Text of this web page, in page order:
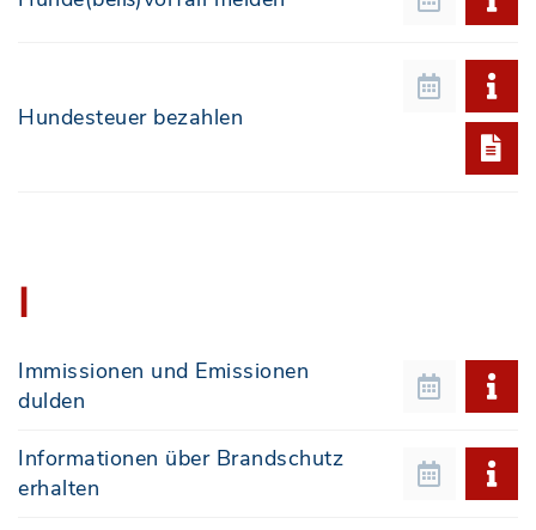
Hundesteuer bezahlen
I
Immissionen und Emissionen
dulden
Informationen über Brandschutz
erhalten